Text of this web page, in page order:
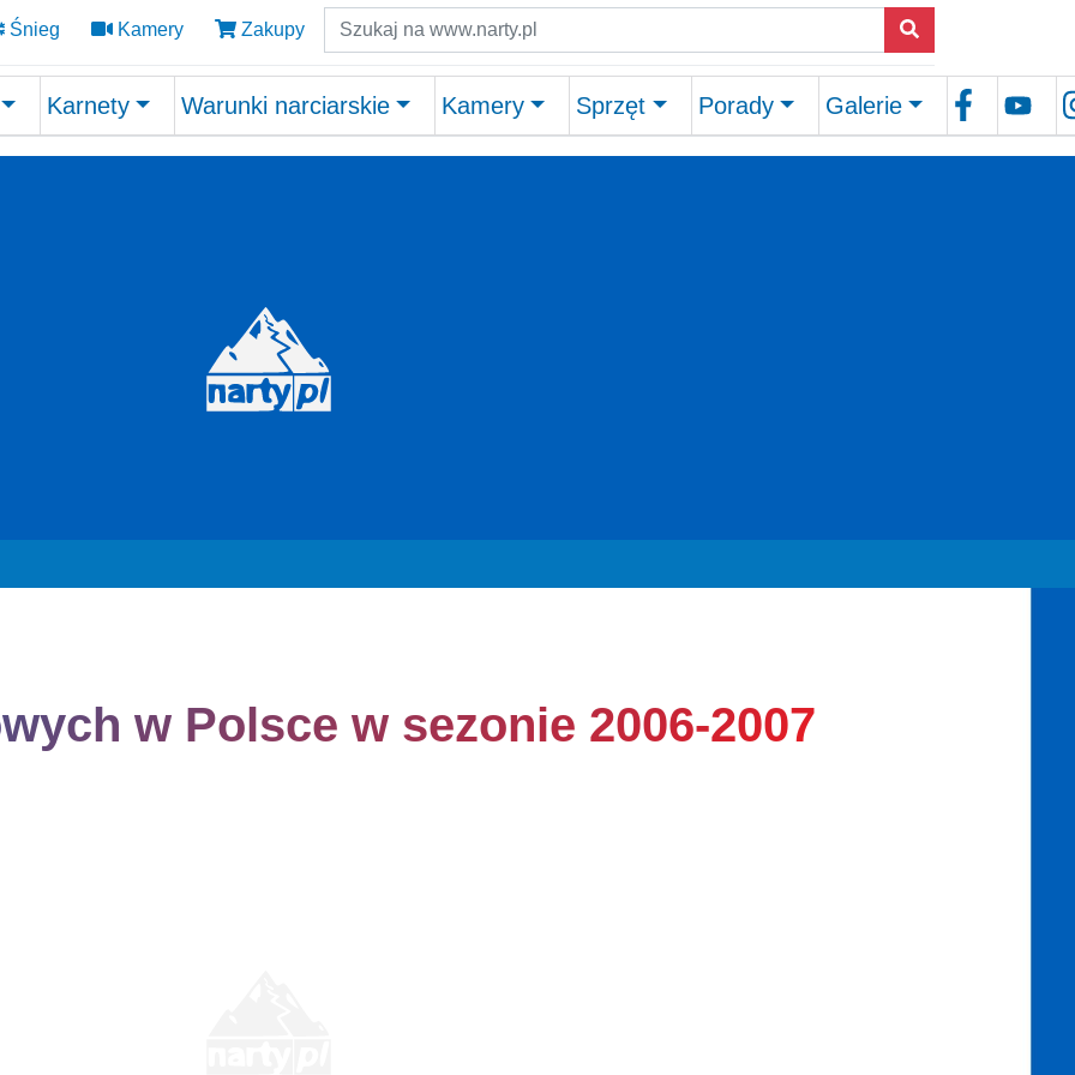
Śnieg Kamery Zakupy Szukaj
Karnety Warunki narciarskie Kamery Sprzęt Porady Galerie
w Polsce w sezonie 2006-2007